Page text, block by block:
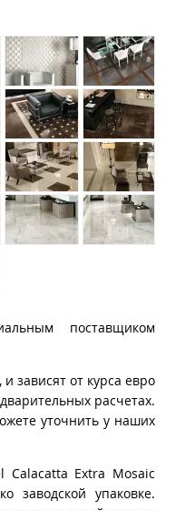
поставщиком
зависят от курса евро
расчетах.
уточнить у наших
Calacatta Extra Mosaic
заводской упаковке.